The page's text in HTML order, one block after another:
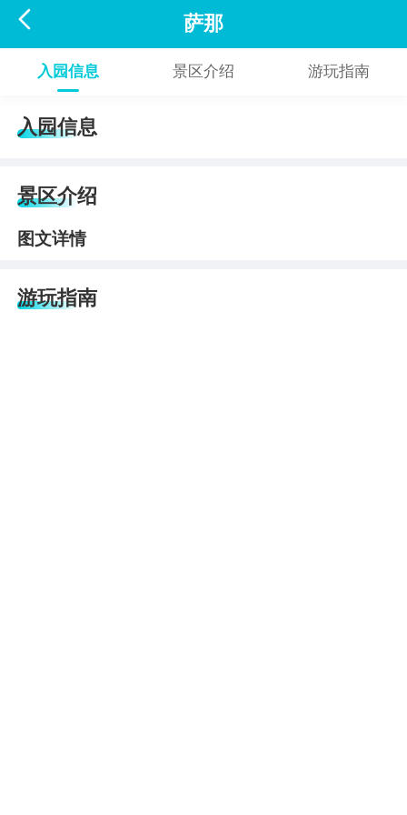
 萨那
入园信息 景区介绍 游玩指南
入园信息
景区介绍
图文详情
游玩指南